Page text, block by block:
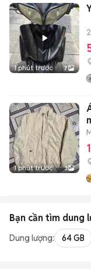
1 phút trước 7
1 phút trước 3
Bạn cần tìm dung
Dung lượng: 64 GB